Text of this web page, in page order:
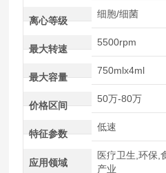
离心等级
细胞/细菌
最大转速
5500rpm
最大容量
750mlx4ml
价格区间
50万-80万
特征参数
低速
应用领域
医疗卫生,环保,
产业